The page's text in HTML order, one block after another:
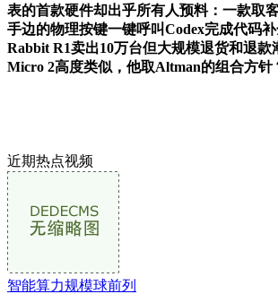
表的首款硬件却出乎所有人预料：一款取
手边的物理按键一键呼叫Codex完成代码
Rabbit R1卖出10万台但大规模退货和退
Micro 2高度类似，他取Altman的组合方针
近期热点视频
智能算力规模球前列